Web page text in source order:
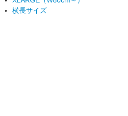
横長サイズ